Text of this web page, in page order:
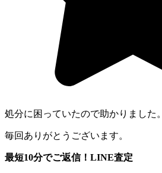
処分に困っていたので助かりました。
毎回ありがとうございます。
最短10分でご返信！ LINE査定